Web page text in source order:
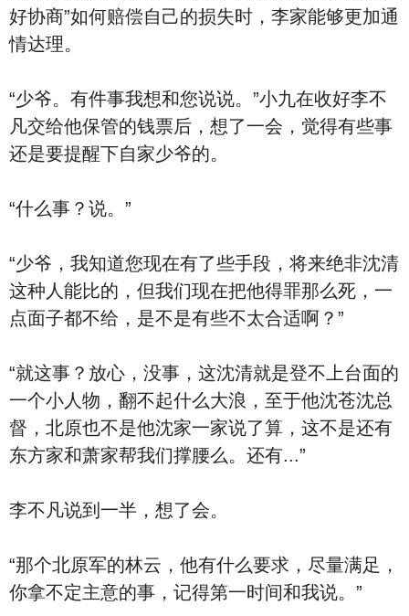
好协商”如何赔偿自己的损失时，李家能够更加通
情达理。
“少爷。有件事我想和您说说。”小九在收好李不
凡交给他保管的钱票后，想了一会，觉得有些事
还是要提醒下自家少爷的。
“什么事？说。”
“少爷，我知道您现在有了些手段，将来绝非沈清
这种人能比的，但我们现在把他得罪那么死，一
点面子都不给，是不是有些不太合适啊？”
“就这事？放心，没事，这沈清就是登不上台面的
一个小人物，翻不起什么大浪，至于他沈苍沈总
督，北原也不是他沈家一家说了算，这不是还有
东方家和萧家帮我们撑腰么。还有...”
李不凡说到一半，想了会。
“那个北原军的林云，他有什么要求，尽量满足，
你拿不定主意的事，记得第一时间和我说。”